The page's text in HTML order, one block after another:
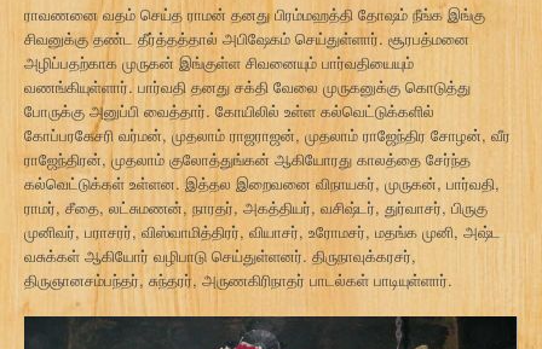
ராவணனை வதம் செய்த ராமன் தனது பிரம்மஹத்தி தோஷம் நீங்க இங்கு
சிவனுக்கு தண்ட தீர்த்தத்தால் அபிஷேகம் செய்துள்ளார். சூரபத்மனை
அழிப்பதற்காக முருகன் இங்குள்ள சிவனையும் பார்வதியையும்
வணங்கியுள்ளார். பார்வதி தனது சக்தி வேலை முருகனுக்கு கொடுத்து
போருக்கு அனுப்பி வைத்தார். கோயிலில் உள்ள கல்வெட்டுக்களில்
கோப்பரகேசரி வர்மன், முதலாம் ராஜராஜன், முதலாம் ராஜேந்திர சோழன், வீர
ராஜேந்திரன், முதலாம் குலோத்துங்கன் ஆகியோரது காலத்தை சேர்ந்த
கல்வெட்டுக்கள் உள்ளன. இத்தல இறைவனை விநாயகர், முருகன், பார்வதி,
ராமர், சீதை, லட்சுமணன், நாரதர், அகத்தியர், வசிஷ்டர், துர்வாசர், பிருகு
முனிவர், பராசரர், விஸ்வாமித்திரர், வியாசர், உரோமசர், மதங்க முனி, அஷ்ட
வசுக்கள் ஆகியோர் வழிபாடு செய்துள்ளனர். திருநாவுக்கரசர்,
திருஞானசம்பந்தர், சுந்தரர், அருணகிரிநாதர் பாடல்கள் பாடியுள்ளார்.